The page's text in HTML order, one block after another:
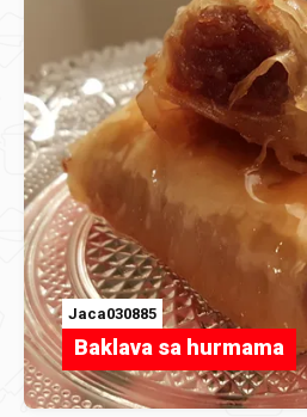
Jaca030885
Baklava sa hurmama